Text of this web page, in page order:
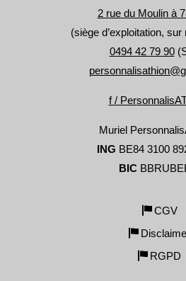
2 rue du Moulin à
(siège d’exploitation,
0494 42 79 90
f /
Muriel
ING BE84 3100
BIC
CGV
RGPD